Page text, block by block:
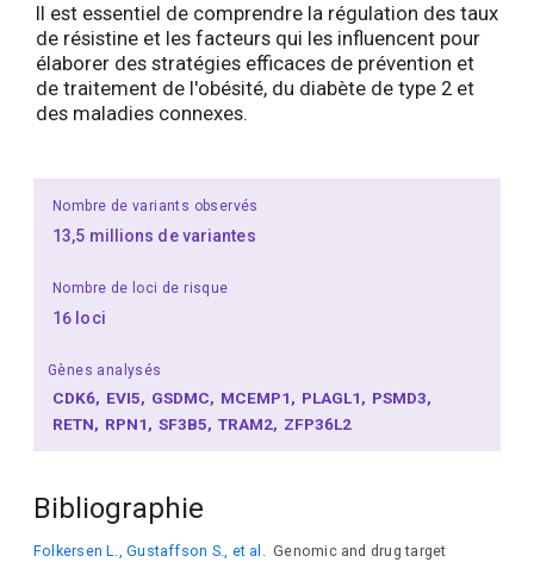
Il est essentiel de comprendre la régulation des taux
de résistine et les facteurs qui les influencent pour
élaborer des stratégies efficaces de prévention et
de traitement de l'obésité, du diabète de type 2 et
des maladies connexes.
Nombre de variants observés
13,5 millions de variantes
Nombre de loci de risque
16 loci
Gènes analysés
CDK6 EVI5 GSDMC MCEMP1 PLAGL1 PSMD3
RETN RPN1 SF3B5 TRAM2 ZFP36L2
Bibliographie
Folkersen L., Gustaffson S., et al. Genomic and drug target